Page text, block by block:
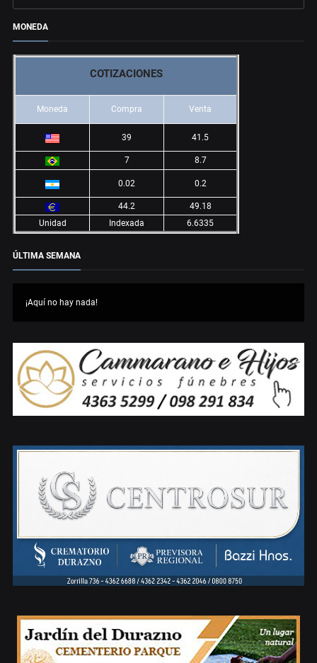
MONEDA
COTIZACIONES
Moneda Compra Venta
39 41.5
7 8.7
0.02 0.2
44.2
49.18
Unidad
Indexada 6.6335
ÚLTIMA SEMANA
¡Aquí no hay nada!